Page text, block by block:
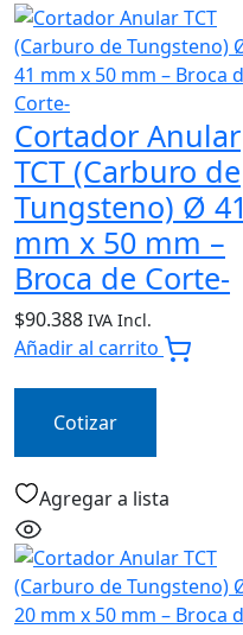
Cortador Anular
TCT (Carburo de
Tungsteno) Ø 41
mm x 50 mm –
Broca de Corte-
$90.388 IVA Incl.
Añadir al carrito
Cotizar
Agregar a lista